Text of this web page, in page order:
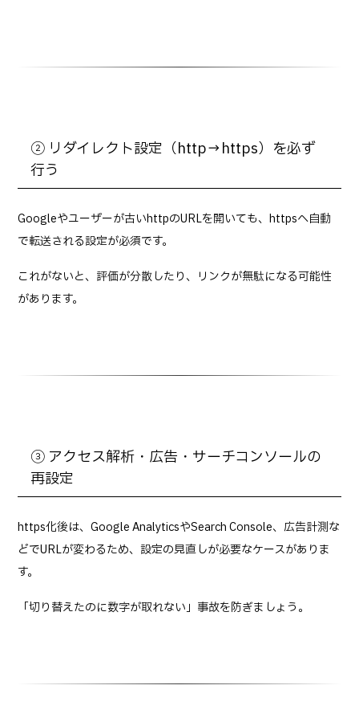
② リダイレクト設定（http→https）を必ず
行う
Googleやユーザーが古いhttpのURLを開いても、httpsへ自動
で転送される設定が必須です。
これがないと、評価が分散したり、リンクが無駄になる可能性
があります。
③ アクセス解析・広告・サーチコンソールの
再設定
https化後は、Google AnalyticsやSearch Console、広告計測な
どでURLが変わるため、設定の見直しが必要なケースがありま
す。
「切り替えたのに数字が取れない」事故を防ぎましょう。